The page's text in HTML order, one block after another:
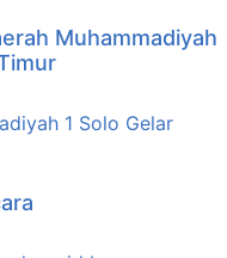
Muhammadiyah